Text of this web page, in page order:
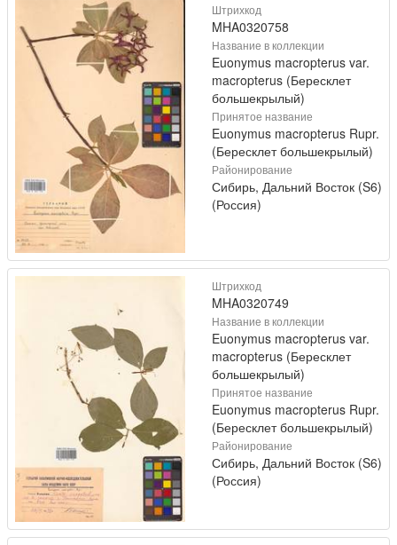
Штрихкод
MHA0320758
Название в коллекции
Euonymus macropterus var.
macropterus (Бересклет
большекрылый)
Принятое название
Euonymus macropterus Rupr.
(Бересклет большекрылый)
Районирование
Сибирь, Дальний Восток (S6)
(Россия)
Штрихкод
MHA0320749
Название в коллекции
Euonymus macropterus var.
macropterus (Бересклет
большекрылый)
Принятое название
Euonymus macropterus Rupr.
(Бересклет большекрылый)
Районирование
Сибирь, Дальний Восток (S6)
(Россия)